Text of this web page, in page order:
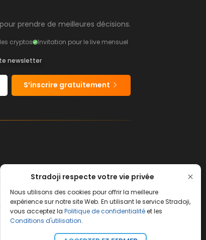
Stradoji respecte votre vie privée
Nous utilisons des cookies pour offrir la meilleure
expérience sur notre site Web. En utilisant le service Stradoji,
vous acceptez la Politique de confidentialitéet les
Conditions d'utilisation.
prendre de meilleures décisions.
cryptos Invitation pour le live mensuel
newsletter
S’inscrire gratuitement
or sell financial instruments.
can afford to lose.
its servers.
and the consequences that may